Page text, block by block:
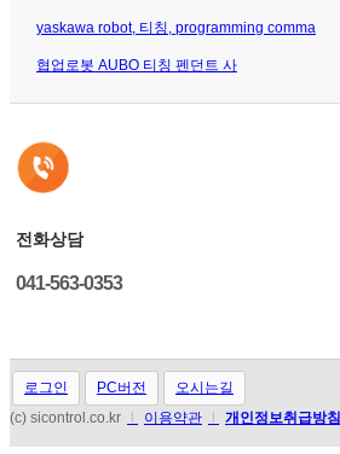
yaskawa robot, 티칭, programming comma
협업로봇 AUBO 티칭 펜던트 사
전화상담
041-563-0353
로그인 PC버전
오시는길
(c) sicontrol.co.kr
이용약관 개인정보취급방침